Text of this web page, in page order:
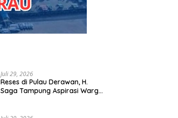
Juli 29, 2026
Reses di Pulau Derawan, H.
Saga Tampung Aspirasi Warga